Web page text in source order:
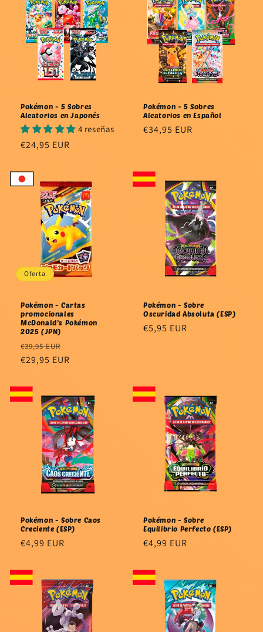
Pokémon - 5 Sobres
Aleatorios en Japonés
4 reseñas
Precio
€24,95 EUR
Pokémon - 5 Sobres
Aleatorios en Español
Precio
€34,95 EUR
Oferta
Pokémon - Cartas
promocionales
McDonald’s Pokémon
2025 (JPN)
Precio
habitual
€39,95 EUR
de
€29,95 EUR
Pokémon - Sobre
Oscuridad Absoluta (ESP)
Precio
€5,95 EUR
Pokémon - Sobre Caos
Creciente (ESP)
Precio
€4,99 EUR
Pokémon - Sobre
Equilibrio Perfecto (ESP)
Precio
€4,99 EUR